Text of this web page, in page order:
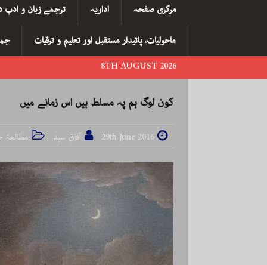
مرکزی صفحہ اداریہ ترجمے زبان و ادب
ماحولیات، پائیدار مستقبل اور تعلیم و ترقیات
8TH AUGUST 2026
کون لوگ ہم پہ مسلط ہیں اس زمانے میں
29th June 2016 آفاق سید مطالعۂ